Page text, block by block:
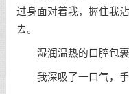
过身面对着我，握住我
去。
湿润温热的口腔包裹
我深吸了一口气，手